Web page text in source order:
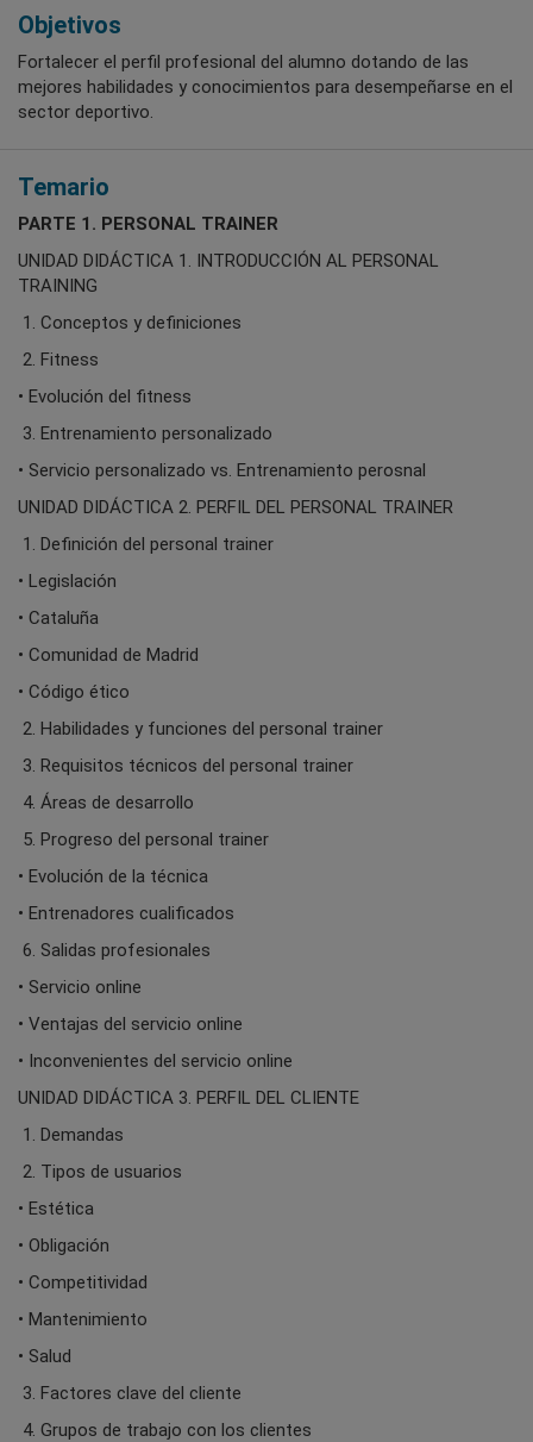
Objetivos
Fortalecer el perfil profesional del alumno dotando de las
mejores habilidades y conocimientos para desempeñarse en el
sector deportivo.
Temario
PARTE 1. PERSONAL TRAINER
UNIDAD DIDÁCTICA 1. INTRODUCCIÓN AL PERSONAL
TRAINING
1. Conceptos y definiciones
2. Fitness
• Evolución del fitness
3. Entrenamiento personalizado
• Servicio personalizado vs. Entrenamiento perosnal
UNIDAD DIDÁCTICA 2. PERFIL DEL PERSONAL TRAINER
1. Definición del personal trainer
• Legislación
• Cataluña
• Comunidad de Madrid
• Código ético
2. Habilidades y funciones del personal trainer
3. Requisitos técnicos del personal trainer
4. Áreas de desarrollo
5. Progreso del personal trainer
• Evolución de la técnica
• Entrenadores cualificados
6. Salidas profesionales
• Servicio online
• Ventajas del servicio online
• Inconvenientes del servicio online
UNIDAD DIDÁCTICA 3. PERFIL DEL CLIENTE
1. Demandas
2. Tipos de usuarios
• Estética
• Obligación
• Competitividad
• Mantenimiento
• Salud
3. Factores clave del cliente
4. Grupos de trabajo con los clientes